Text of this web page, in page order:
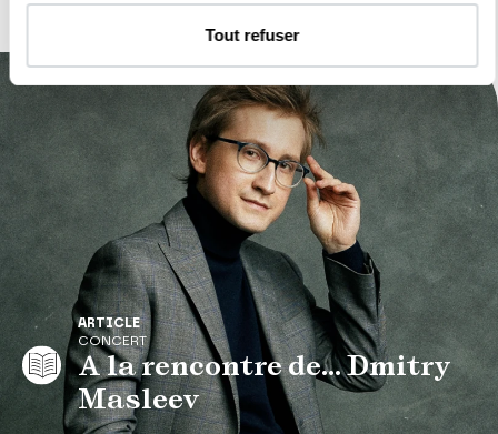
Tout refuser
ARTICLE
CONCERT
A la rencontre de... Dmitry
Masleev